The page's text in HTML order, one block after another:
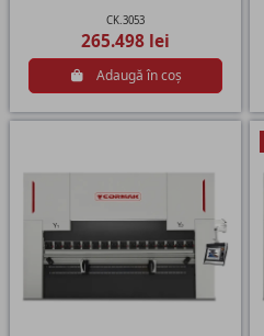
CK.3053
265.498 lei
Adaugă în coș